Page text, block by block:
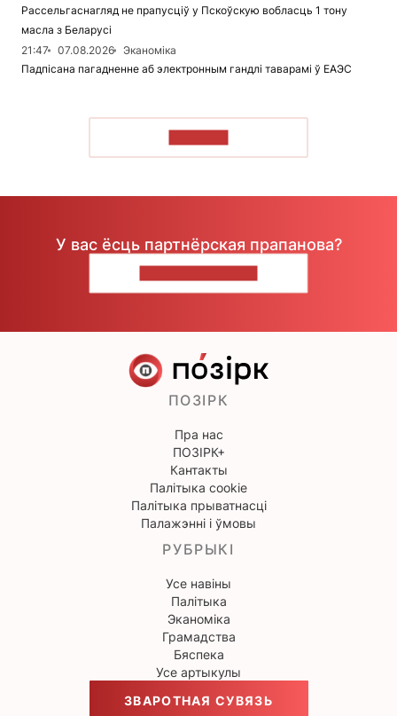
Рассельгаснагляд не прапусціў у Пскоўскую вобласць 1 тону
масла з Беларусі
21:47
07.08.2026
Эканоміка
Падпісана пагадненне аб электронным гандлі таварамі ў ЕАЭС
У вас ёсць партнёрская прапанова?
ПОЗІРК
Пра нас
ПОЗІРК+
Кантакты
Палітыка cookie
Палітыка прыватнасці
Палажэнні і ўмовы
РУБРЫКІ
Усе навіны
Палітыка
Эканоміка
Грамадства
Бяспека
Усе артыкулы
ЗВАРОТНАЯ СУВЯЗЬ